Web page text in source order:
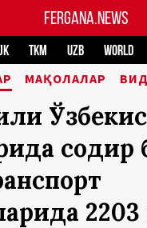
FERGANA.NEWS
TKM UZB WORLD
МАҚОЛАЛАР
содир